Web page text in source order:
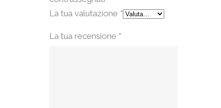
La tua valutazione *
La tua recensione *